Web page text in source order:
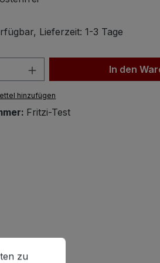
Lieferzeit: 1-3 Tage
Anzahl: Gib denIn den
hinzufügen
Fritzi-Test
zu können.
Mehr Informationen ...
zu